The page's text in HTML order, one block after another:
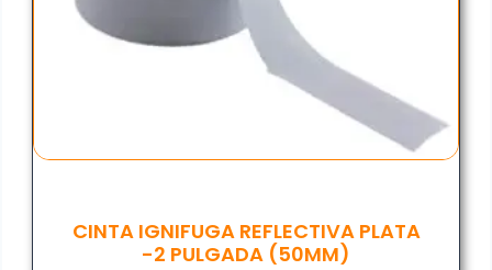
CINTA IGNIFUGA REFLECTIVA PLATA
-2 PULGADA (50MM)